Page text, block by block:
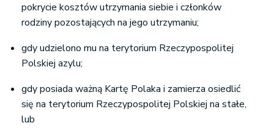
pokrycie kosztów utrzymania siebie i członków
rodziny pozostających na jego utrzymaniu;
gdy udzielono mu na terytorium Rzeczypospolitej
Polskiej azylu;
gdy posiada ważną Kartę Polaka i zamierza osiedlić
się na terytorium Rzeczypospolitej Polskiej na stałe,
lub